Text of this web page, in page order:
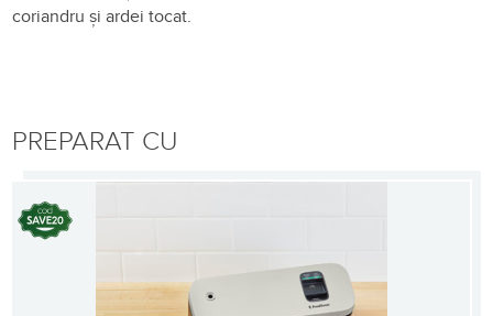
coriandruși ardei tocat.
PREPARAT CU